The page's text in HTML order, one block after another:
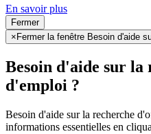
En savoir plus
Fermer
× Fermer la fenêtre Besoin d'aide
Besoin d'aide sur la
d'emploi ?
Besoin d'aide sur la recherche
informations essentielles en